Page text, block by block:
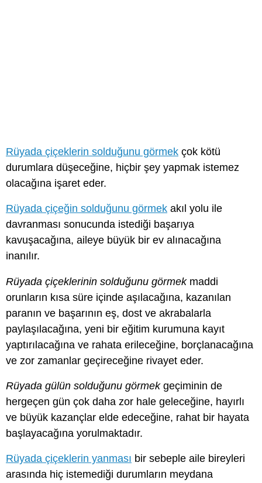
Rüyada çiçeklerin solduğunu görmek çok kötü
durumlara düşeceğine, hiçbir şey yapmak istemez
olacağına işaret eder.
Rüyada çiçeğin solduğunu görmek akıl yolu ile
davranması sonucunda istediği başarıya
kavuşacağına, aileye büyük bir ev alınacağına
inanılır.
Rüyada çiçeklerinin solduğunu görmekmaddi
orunların kısa süre içinde aşılacağına, kazanılan
paranın ve başarının eş, dost ve akrabalarla
paylaşılacağına, yeni bir eğitim kurumuna kayıt
yaptırılacağına ve rahata erileceğine, borçlanacağına
ve zor zamanlar geçireceğine rivayet eder.
Rüyada gülün solduğunu görmekgeçiminin de
hergeçen gün çok daha zor hale geleceğine, hayırlı
ve büyük kazançlar elde edeceğine, rahat bir hayata
başlayacağına yorulmaktadır.
Rüyada çiçeklerin yanması bir sebeple aile bireyleri
arasında hiç istemediği durumların meydana